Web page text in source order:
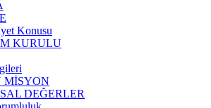
Konusu
KURULU
MİSYON
DEĞERLER